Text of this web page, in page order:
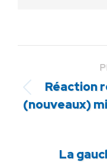
Réaction
(nouveaux)
La